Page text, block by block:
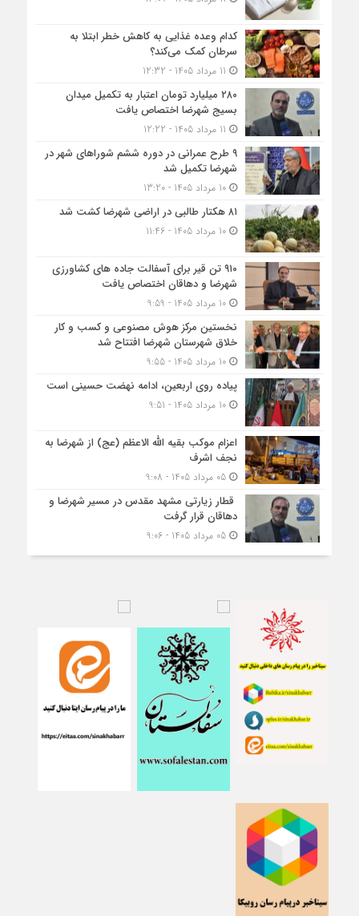
کدام وعده غذایی به کاهش خطر ابتلا به
سرطان کمک می‌کند؟
۲۸۰ میلیارد تومان اعتبار به تکمیل میدان
بسیج شهرضا اختصاص یافت
۹ طرح عمرانی در دوره ششم شوراهای شهر در
شهرضا تکمیل شد
10 مرداد 1405 - 13:20
۸۱ هکتار طالبی در اراضی شهرضا کشت شد
10 مرداد 1405 - 11:46
۹۱۰ تن قیر برای آسفالت جاده های کشاورزی
شهرضا و دهاقان اختصاص یافت
10 مرداد 1405 - 9:59
نخستین مرکز هوش مصنوعی و کسب‌ و کار
خلاق شهرستان شهرضا افتتاح شد
10 مرداد 1405 - 9:55
پیاده روی اربعین، ادامه نهضت حسینی است
10 مرداد 1405 - 9:51
اعزام موکب بقیه الله الاعظم (عج) از شهرضا به
نجف اشرف
05 مرداد 1405 - 9:08
قطار زیارتی مشهد مقدس در مسیر شهرضا و
دهاقان قرار گرفت
05 مرداد 1405 - 9:06